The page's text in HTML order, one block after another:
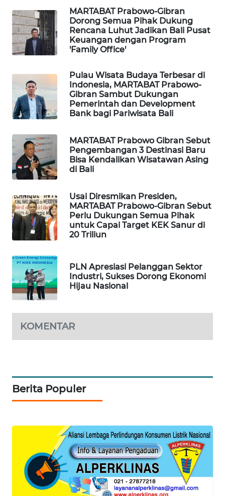
MARTABAT Prabowo-Gibran
Dorong Semua Pihak Dukung
Rencana Luhut Jadikan Bali Pusat
Keuangan dengan Program
'Family Office'
Pulau Wisata Budaya Terbesar di
Indonesia, MARTABAT Prabowo-
Gibran Sambut Dukungan
Pemerintah dan Development
Bank bagi Pariwisata Bali
MARTABAT Prabowo Gibran Sebut
Pengembangan 3 Destinasi Baru
Bisa Kendalikan Wisatawan Asing
di Bali
Usai Diresmikan Presiden,
MARTABAT Prabowo-Gibran Sebut
Perlu Dukungan Semua Pihak
untuk Capai Target KEK Sanur di
20 Triliun
PLN Apresiasi Pelanggan Sektor
Industri, Sukses Dorong Ekonomi
Hijau Nasional
KOMENTAR
Berita Populer
WAHANANEWS
NET
SPORT
WAHANA
UMKM
WAHANA
SELEB
WAHANA
WAHANA
OTOMOTIF
WAHANA
HEALTH
WAHANA
DESA
WISATA
LAPAK
Wahana
Network
LISTRIK
MASYARAKAT
KELISTRIKAN
WALINKI